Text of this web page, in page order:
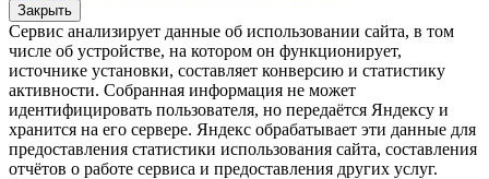
Закрыть
Сервис анализирует данные об использовании сайта, в том
числе об устройстве, на котором он функционирует,
источнике установки, составляет конверсию и статистику
активности. Собранная информация не может
идентифицировать пользователя, но передаётся Яндексу и
хранится на его сервере. Яндекс обрабатывает эти данные для
предоставления статистики использования сайта, составления
отчётов о работе сервиса и предоставления других услуг.